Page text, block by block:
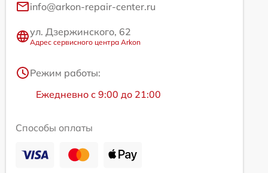
info@arkon-repair-center.ru
ул. Дзержинского, 62
Адрес сервисного центра Arkon
Режим работы:
Ежедневно с 9:00 до 21:00
Способы оплаты